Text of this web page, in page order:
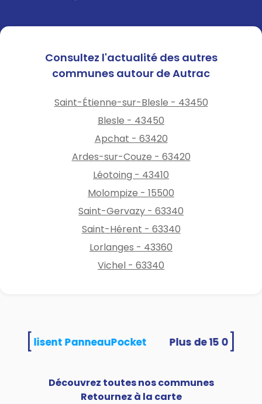
Consultez l'actualité des autres
communes autour de Autrac
Saint-Étienne-sur-Blesle - 43450
Blesle - 43450
Apchat - 63420
Ardes-sur-Couze - 63420
Léotoing - 43410
Molompize - 15500
Saint-Gervazy - 63340
Saint-Hérent - 63340
Lorlanges - 43360
Vichel - 63340
utilisent PanneauPocket
Découvrez toutes nos communes
Retournez à la carte